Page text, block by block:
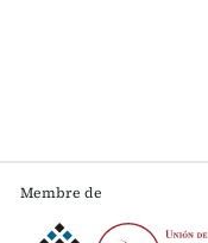
Membre de